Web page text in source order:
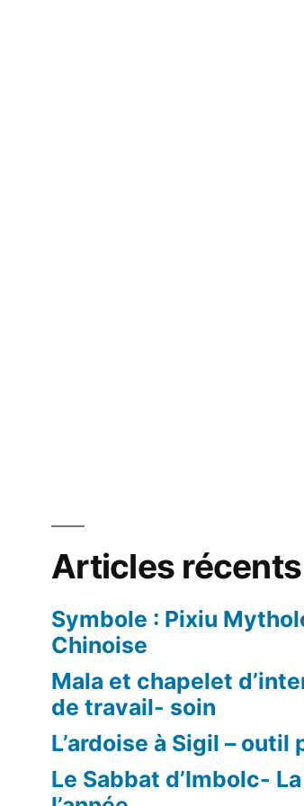
Articles récents
Symbole : Pixiu
Chinoise
Mala et chapelet
de travail- soin
L’ardoise à Sigil – outil
Le Sabbat d’Imbolc-